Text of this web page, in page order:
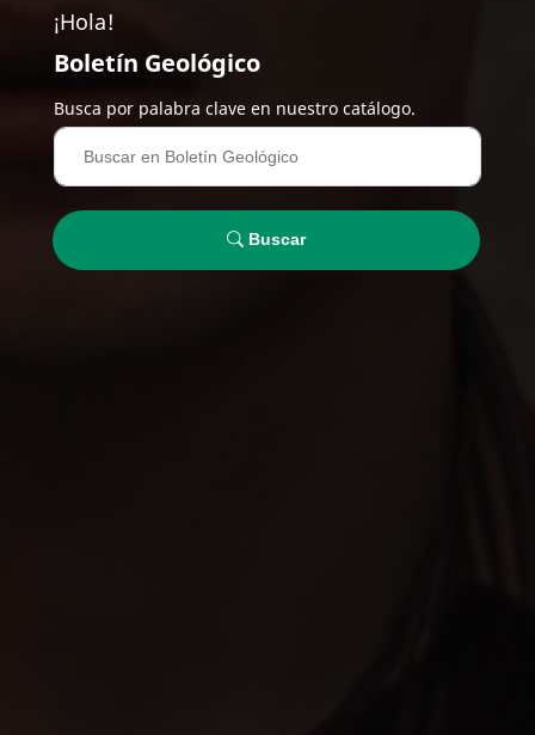
¡Hola!
Boletín Geológico
Busca por palabra clave en nuestro catálogo.
Buscar